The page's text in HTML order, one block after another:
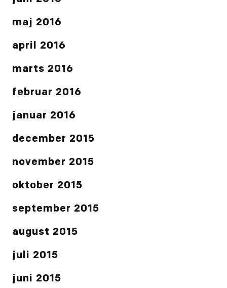
maj 2016
april 2016
marts 2016
februar 2016
januar 2016
december 2015
november 2015
oktober 2015
september 2015
august 2015
juli 2015
juni 2015